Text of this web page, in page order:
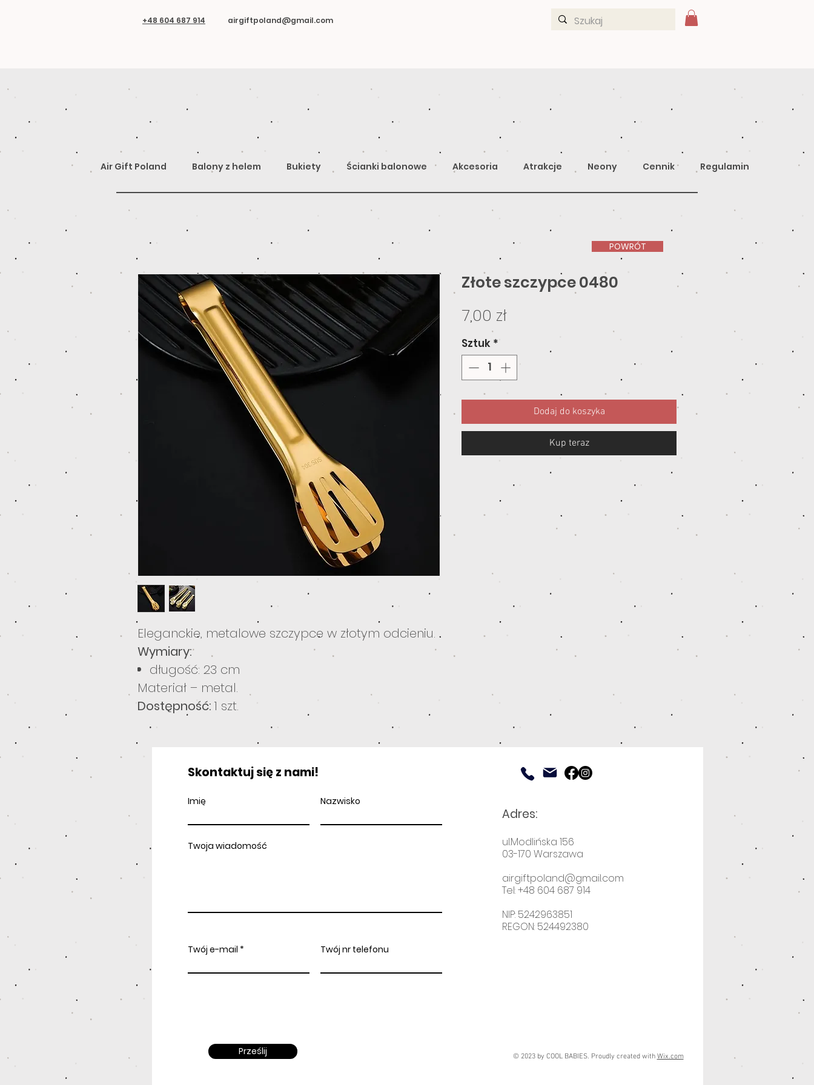
+48 604 687 914 airgiftpoland@gmail.com
Air Gift Poland Balony z helem Bukiety Ścianki balonowe Akcesoria Atrakcje Neony Cennik Regulamin
Eleganckie, metalowe szczypce w złotym odcieniu.
Wymiary:
długość: 23 cm
Materiał – metal.
Dostępność: 1 szt.
Złote szczypce 0480
7,00 złCena
Sztuk *
Dodaj do koszyka
Kup teraz
POWRÓT
Skontaktuj się z nami!
Imię Nazwisko
Twoja wiadomość
Twój e-mail Twój nr telefonu
Prześlij
Adres:
ul.Modlińska 156
03-170 Warszawa
airgiftpoland@gmail.com
Tel: +48 604 687 914
NIP: 5242963851
REGON: 524492380
© 2023 by COOL BABIES. Proudly created with Wix.com